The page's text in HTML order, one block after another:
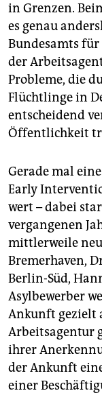
genossenschaft
epaper login
in Grenzen.
es genau
Bundesamts
der
Probleme, die
Flüchtlinge in
entscheidend
Öffentlichkeit
Gerade mal
Early
wert – dabei
vergangenen
mittlerweile
Bremerhaven,
Berlin-Süd,
Asylbewerber
Ankunft gezielt
Arbeitsagentur
ihrer
der Ankunft
einer